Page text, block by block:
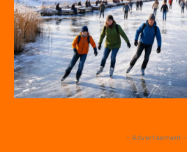
- Advertisement -